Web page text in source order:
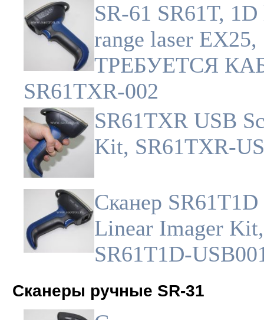
SR-61 SR61T,
range laser EX25,
ТРЕБУЕТСЯ
SR61TXR-002
SR61TXR USB
Kit, SR61TXR-
Сканер
Linear Imager Kit,
SR61T1D-
Сканеры ручные SR-31